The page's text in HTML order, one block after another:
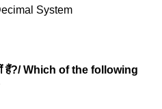
System
हैं?/ Which of the following